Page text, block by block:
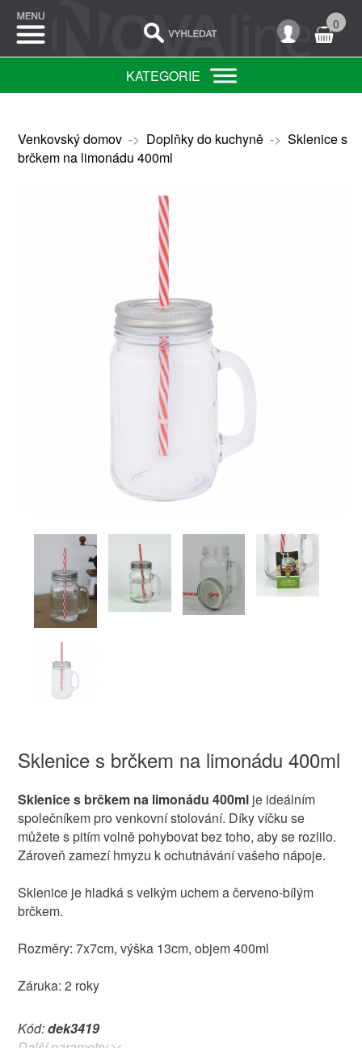
0
KATEGORIE
Venkovský domov-> Doplňky do kuchyně-> Sklenice s
brčkem na limonádu 400ml
Sklenice s brčkem na limonádu 400ml
Sklenice s brčkem na limonádu 400mlje ideálním
společníkem pro venkovní stolování. Díky víčku se
můžete s pitím volně pohybovat bez toho, aby se rozlilo.
Zároveň zamezí hmyzu k ochutnávání vašeho nápoje.
Sklenice je hladká s velkým uchem a červeno-bílým
brčkem.
Rozměry: 7x7cm, výška 13cm, objem 400ml
Záruka: 2 roky
Kód:dek3419